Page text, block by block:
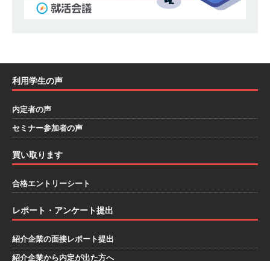
模の重要施設の建設に携わるサブコン ｜ 環境保
[ 2026年5月13日 ] 【 28卒 ｜ 建築プロセスの一
日 ｜ 創立以来74年間黒字経営 ｜ 合田工務店
体育会積極採用企業
し 】 自動車生産に欠かせない部品を独自のノウ
利用学生の声
内定者の声
セミナー参加者の声
買い取ります
合格エントリーシート
レポート・アンケート提出
紹介企業の面接レポート提出
紹介企業から内定が出た方へ